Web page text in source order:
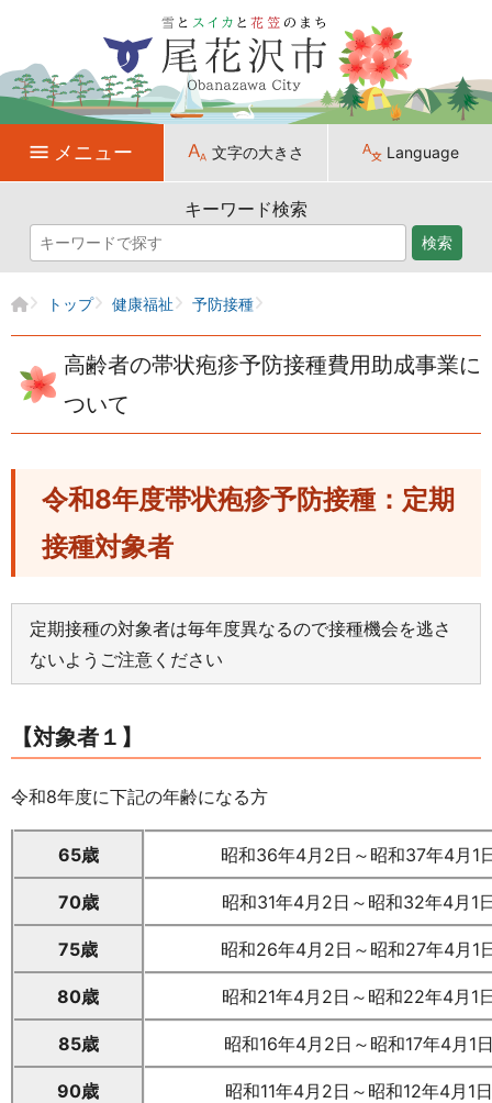
メニュー 文字の大きさ Language
キーワード検索
検索
トップ 健康福祉 予防接種
高齢者の帯状疱疹予防接種費用助成事業に
ついて
令和8年度帯状疱疹予防接種：定期
接種対象者
定期接種の対象者は毎年度異なるので接種機会を逃さ
ないようご注意ください
【対象者１】
令和8年度に下記の年齢になる方
65歳 昭和36年4月2日～昭和37年4月1
70歳 昭和31年4月2日～昭和32年4月1
75歳 昭和26年4月2日～昭和27年4月1
80歳 昭和21年4月2日～昭和22年4月1
85歳 昭和16年4月2日～昭和17年4月1
90歳 昭和11年4月2日～昭和12年4月1